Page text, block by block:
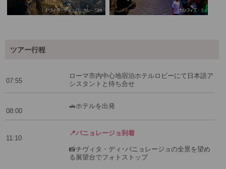
ツアー行程
07:55
ローマ市内中心地宿泊ホテルロビーにて日本語ア
シスタントと待ち合せ
08:00
🚗ホテルを出発
11:10
📍バニョレージョ到着
📸チヴィタ・ディ･バニョレージョの全景を望め
る展望台でフォトストップ